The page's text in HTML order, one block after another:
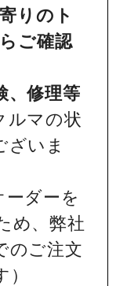
りのト
ご確認
、修理等
ルマの状
ざいま
ーダーを
め、弊社
のご注文